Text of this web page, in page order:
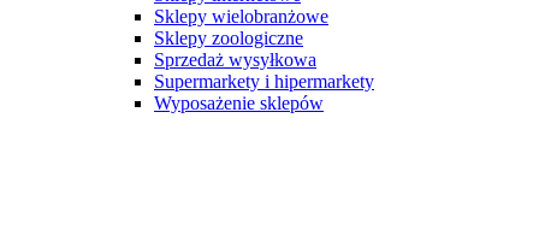
Sklepy wielobranżowe
Sklepy zoologiczne
Sprzedaż wysyłkowa
Supermarkety i hipermarkety
Wyposażenie sklepów